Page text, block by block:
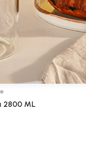
2800 ML